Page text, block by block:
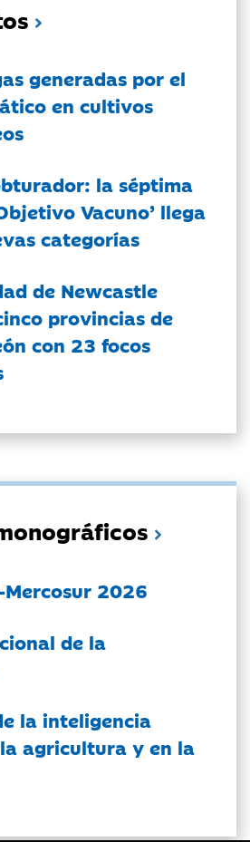
generadas por el
en cultivos
la séptima
Vacuno’ llega
categorías
de Newcastle
provincias de
con 23 focos
2026
de la
la inteligencia
agricultura y en la